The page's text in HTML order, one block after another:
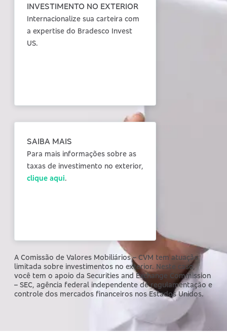
INVESTIMENTO NO EXTERIOR
Internacionalize sua carteira com
a expertise do Bradesco Invest
US.
SAIBA MAIS
Para mais informações sobre as
taxas de investimento no exterior,
clique aqui.
A Comissão de Valores Mobiliários – CVM tem atuação
limitada sobre investimentos no exterior. Neste caso,
você tem o apoio da Securities and Exchange Commission
– SEC, agência federal independente de regulamentação e
controle dos mercados financeiros nos Estados Unidos.